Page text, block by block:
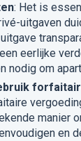
: Het is
uitgaven
eerlijke
nodig om
manier
en